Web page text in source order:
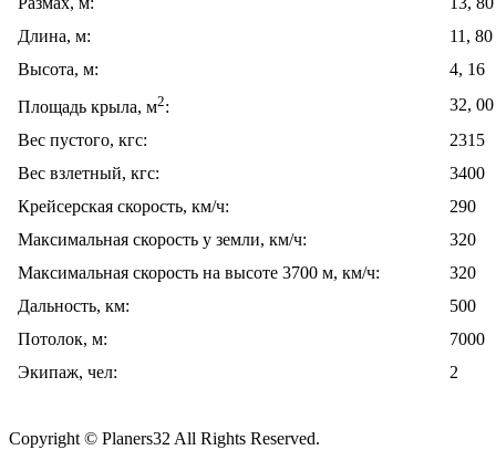
Длина, м:
11, 80
Высота, м:
4, 16
Площадь крыла, м2:
32, 00
Вес пустого, кгс:
2315
Вес взлетный, кгс:
3400
Крейсерская скорость, км/ч:
290
Максимальная скорость у земли, км/ч:
320
Максимальная скорость на высоте 3700 м, км/ч:
320
Дальность, км:
500
Потолок, м:
7000
Экипаж, чел:
2
Copyright © Planers32 All Rights Reserved.